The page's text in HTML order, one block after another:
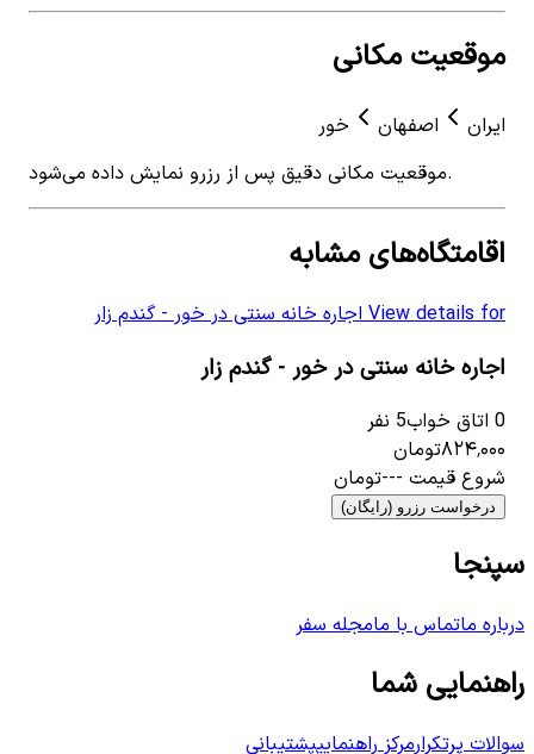
موقعیت مکانی
ایران اصفهان
خور
موقعیت مکانی دقیق پس از رزرو نمایش داده می‌شود.
اقامتگاه‌های مشابه
View details for اجاره خانه سنتی در خور - گندم زار
اجاره خانه سنتی در خور - گندم زار
0 اتاق خواب5 نفر
۸۲۴٬۰۰۰تومان
شروع قیمت ---تومان
درخواست رزرو (رایگان)
سپنجا
درباره ماتماس با مامجله سفر
راهنمایی شما
سوالات پرتکرارمرکز راهنماییپشتیبانی